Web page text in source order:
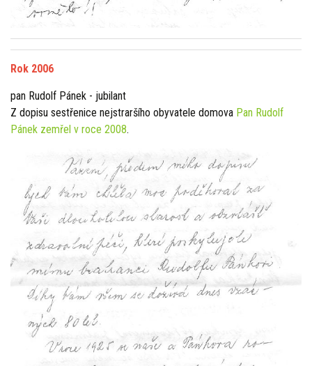
Rok 2006
pan Rudolf Pánek - jubilant
Z dopisu sestřenice nejstraršího obyvatele domova Pan Rudolf
Pánek zemřel v roce 2008.